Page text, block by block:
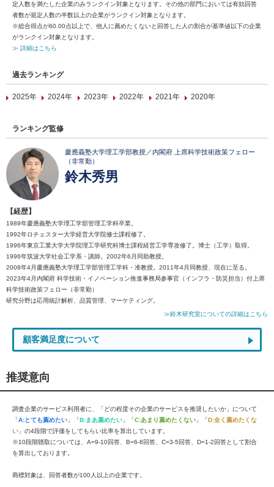
定人数を満たした企業のみランクイン対象となります。その他の部門においては有効回答
者数が規定人数の半数以上の企業がランクイン対象となります。
※総合得点が60.00点以上で、他人に薦めたくないと回答した人の割合が基準値以下の企業
がランクイン対象となります。
≫ 詳細はこちら
過去ランキング
2025年 2024年 2023年 2022年 2021年 2020年
ランキング監修
慶應義塾大学理工学部教授／内閣府 上席科学技術政策フェロー
（非常勤）
鈴木秀男
【経歴】
1989年慶應義塾大学理工学部管理工学科卒業。
1992年ロチェスター大学経営大学院修士課程修了。
1996年東京工業大学大学院理工学研究科博士課程経営工学専攻修了。博士（工学）取得。
1996年筑波大学社会工学系・講師。2002年6月同助教授。
2008年4月慶應義塾大学理工学部管理工学科・准教授。2011年4月同教授、現在に至る。
2023年4月内閣府 科学技術・イノベーション推進事務局参事官（インフラ・防災担当）付上席
科学技術政策フェロー（非常勤）
研究分野は応用統計解析、品質管理、マーケティング。
≫鈴木研究室についての詳細はこちら
顧客満足度について
推奨意向
調査企業のサービス利用者に、「どの程度その企業のサービスを推奨したいか」について
「A:とても薦めたい 」「B:まあ薦めたい 」「C:あまり薦めたくない 」「D:全く薦めたくな
い 」の4段階で評価をしてもらい比率を算出しています。
※10段階聴取については、A=9-10回答、B=6-8回答、C=3-5回答、D=1-2回答として割合
を算出しております。
商標対象は、回答者数が100人以上の企業です。